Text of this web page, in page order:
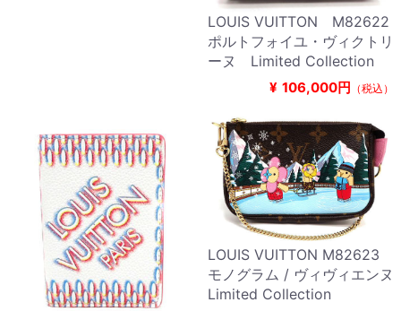
LOUIS VUITTON M82622
ポルトフォイユ・ヴィクトリ
ーヌ Limited Collection
¥ 106,000円 （税込）
LOUIS VUITTON M82623
モノグラム / ヴィヴィエンヌ
Limited Collection